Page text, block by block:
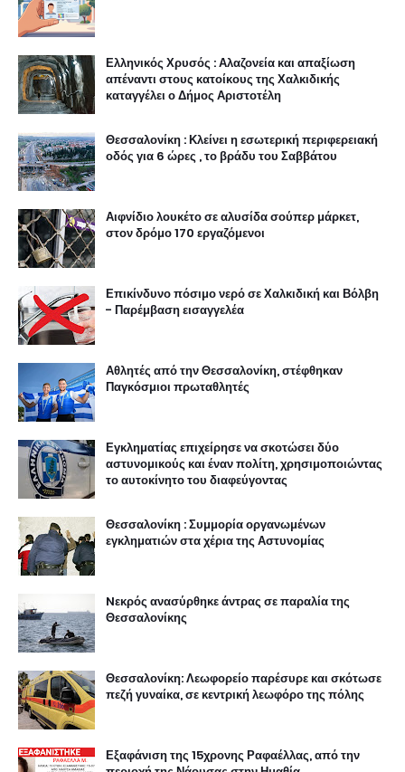
Ελληνικός Χρυσός : Αλαζονεία και απαξίωση
απέναντι στους κατοίκους της Χαλκιδικής
καταγγέλει ο Δήμος Αριστοτέλη
Θεσσαλονίκη : Κλείνει η εσωτερική περιφερειακή
οδός για 6 ώρες , το βράδυ του Σαββάτου
Αιφνίδιο λουκέτο σε αλυσίδα σούπερ μάρκετ,
στον δρόμο 170 εργαζόμενοι
Επικίνδυνο πόσιμο νερό σε Χαλκιδική και Βόλβη
- Παρέμβαση εισαγγελέα
Αθλητές από την Θεσσαλονίκη, στέφθηκαν
Παγκόσμιοι πρωταθλητές
Εγκληματίας επιχείρησε να σκοτώσει δύο
αστυνομικούς και έναν πολίτη, χρησιμοποιώντας
το αυτοκίνητο του διαφεύγοντας
Θεσσαλονίκη : Συμμορία οργανωμένων
εγκληματιών στα χέρια της Αστυνομίας
Nεκρός ανασύρθηκε άντρας σε παραλία της
Θεσσαλονίκης
Θεσσαλονίκη: Λεωφορείο παρέσυρε και σκότωσε
πεζή γυναίκα, σε κεντρική λεωφόρο της πόλης
Εξαφάνιση της 15χρονης Ραφαέλλας, από την